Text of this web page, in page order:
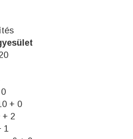
+ 0
+ 2
1